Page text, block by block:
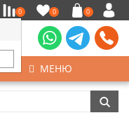
0 0 0
МЕНЮ